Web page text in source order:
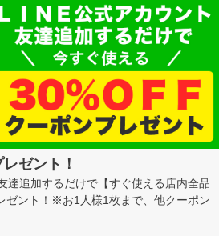
ゼント！
達追加するだけで【すぐ使える店内全品
ゼント！※お1人様1枚まで、他クーポン